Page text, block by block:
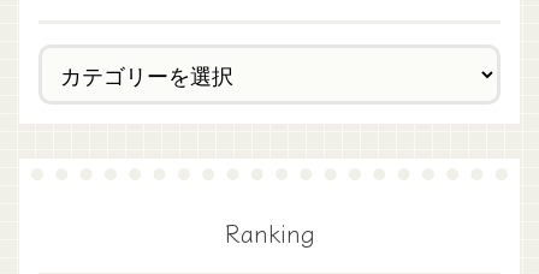
Ranking